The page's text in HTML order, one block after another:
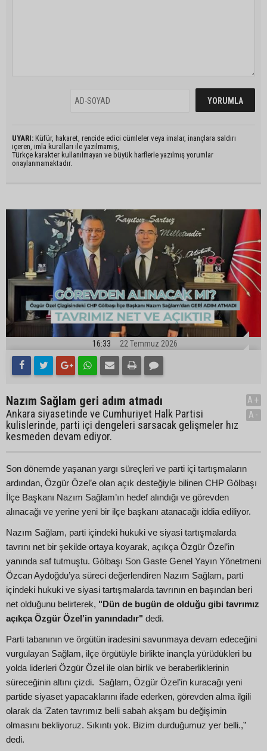
UYARI: Küfür, hakaret, rencide edici cümleler veya imalar, inançlara saldırı
içeren, imla kuralları ile yazılmamış,
Türkçe karakter kullanılmayan ve büyük harflerle yazılmış yorumlar
onaylanmamaktadır.
16:33 22 Temmuz 2026
Nazım Sağlam geri adım atmadı
Ankara siyasetinde ve Cumhuriyet Halk Partisi
kulislerinde, parti içi dengeleri sarsacak gelişmeler hız
kesmeden devam ediyor.
A+
A-
Son dönemde yaşanan yargı süreçleri ve parti içi tartışmaların
ardından, Özgür Özel’e olan açık desteğiyle bilinen CHP Gölbaşı
İlçe Başkanı Nazım Sağlam’ın hedef alındığı ve görevden
alınacağı ve yerine yeni bir ilçe başkanı atanacağı iddia ediliyor.
Nazım Sağlam, parti içindeki hukuki ve siyasi tartışmalarda
tavrını net bir şekilde ortaya koyarak, açıkça Özgür Özel’in
yanında saf tutmuştu. Gölbaşı Son Gaste Genel Yayın Yönetmeni
Özcan Aydoğdu’ya süreci değerlendiren Nazım Sağlam, parti
içindeki hukuki ve siyasi tartışmalarda tavrının en başından beri
net olduğunu belirterek, "Dün de bugün de olduğu gibi tavrımız
açıkça Özgür Özel’in yanındadır" dedi.
Parti tabanının ve örgütün iradesini savunmaya devam edeceğini
vurgulayan Sağlam, ilçe örgütüyle birlikte inançla yürüdükleri bu
yolda liderleri Özgür Özel ile olan birlik ve beraberliklerinin
süreceğinin altını çizdi. Sağlam, Özgür Özel’in kuracağı yeni
partide siyaset yapacaklarını ifade ederken, görevden alma ilgili
olarak da ‘Zaten tavrımız belli sabah akşam bu değişimin
olmasını bekliyoruz. Sıkıntı yok. Bizim durduğumuz yer belli.,”
dedi.